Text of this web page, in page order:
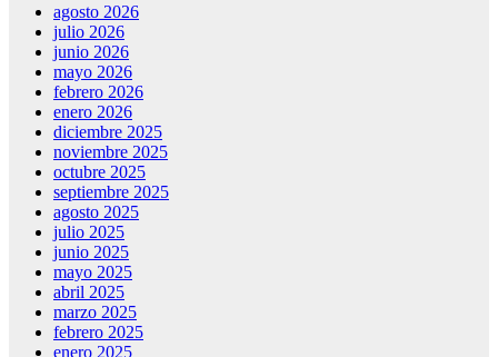
agosto 2026
julio 2026
junio 2026
mayo 2026
febrero 2026
enero 2026
diciembre 2025
noviembre 2025
octubre 2025
septiembre 2025
agosto 2025
julio 2025
junio 2025
mayo 2025
abril 2025
marzo 2025
febrero 2025
enero 2025